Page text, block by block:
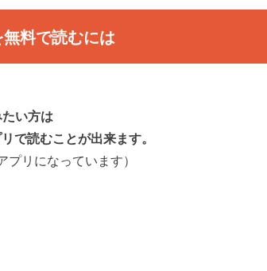
無料で読むには
い方は
で読むことが出来ます。
プリになっています）